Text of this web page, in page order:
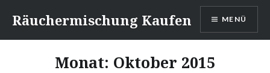
zum
Inhalt
Räuchermischung Kaufen MENÜ
Monat: Oktober 2015